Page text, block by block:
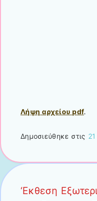
Λήψη αρχείου pdf.
Δημοσιεύθηκε στις
‘Εκθεση